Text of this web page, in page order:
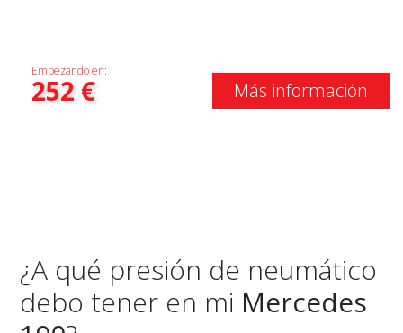
Empezando en:
252€ Más información
¿A qué presión de neumático
debo tener en mi Mercedes